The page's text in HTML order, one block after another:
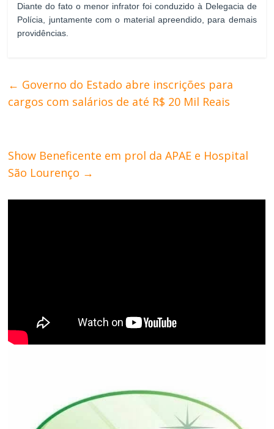
Diante do fato o menor infrator foi conduzido à Delegacia de
Polícia, juntamente com o material apreendido, para demais
providências.
← Governo do Estado abre inscrições para
cargos com salários de até R$ 20 Mil Reais
Show Beneficente em prol da APAE e Hospital
São Lourenço →